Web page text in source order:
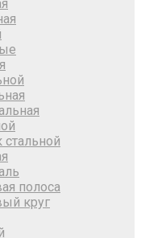
полоса
круг